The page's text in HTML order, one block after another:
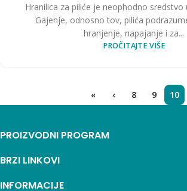
Hranilica za piliće je neophodno sredstvo
Gajenje, odnosno tov, pilića
hranjenje, napajanje i za...
PROČITAJTE VIŠE
« ‹ 8 9 10
PROIZVODNI PROGRAM
BRZI LINKOVI
INFORMACIJE